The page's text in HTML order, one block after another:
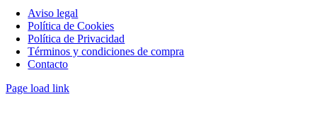
hasta
7,20€
NavigationAviso legal
Política de Cookies
Política de Privacidad
Términos y condiciones de compra
Contacto
Page load link